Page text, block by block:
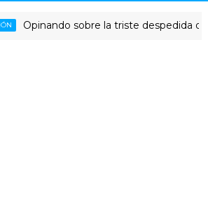
Opinando sobre la triste despedida del